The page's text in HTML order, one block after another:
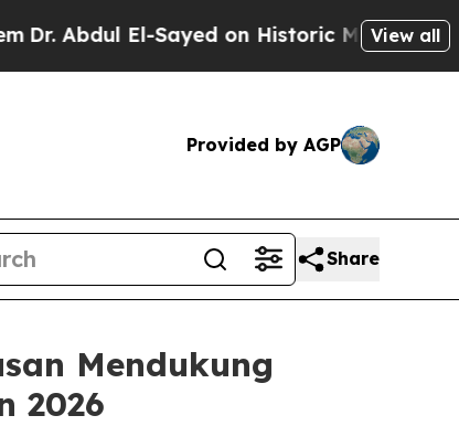
El-Sayed on Historic Michigan Win:View all
Provided by AGP
Share
Mendukung
2026